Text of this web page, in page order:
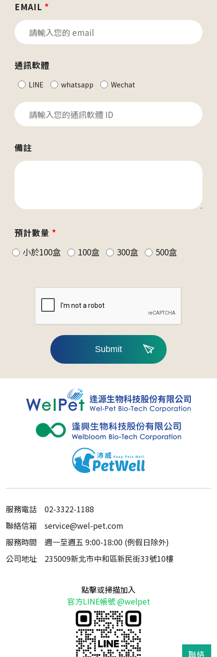
EMAIL *
通訊軟體
LINE whatsapp Wechat
備註
預計數量 *
小於100盒
100盒 300盒 500盒
Submit
服務電話
02-3322-1188
聯絡信箱
service@wel-pet.com
服務時間
週一至週五 9:00-18:00 (例假日除外)
公司地址
235009新北市中和區新民街33號10樓
點擊或掃描加入
官方LINE帳號 @welpet
聯絡